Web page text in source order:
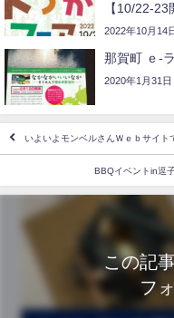
【10/22-23
2022年10月14
那賀町 ｅ-
2020年1月31日
いよいよモンベルさんＷｅｂサイト
BBQイベントin逗
この記
フ